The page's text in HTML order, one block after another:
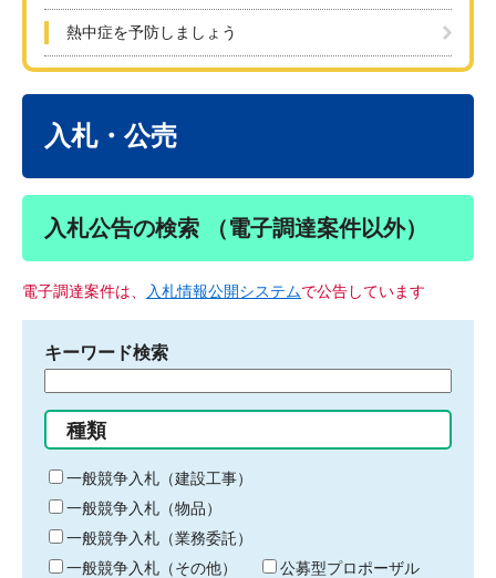
熱中症を予防しましょう
入札・公売
入札公告の検索 （電子調達案件以外）
電子調達案件は、 入札情報公開システムで公告しています
キーワード検索
る
キ
ー
ワ
ー
ド
種類
一般競争入札（建設工事）
一般競争入札（物品）
一般競争入札（業務委託）
一般競争入札（その他）
公募型プロポーザル